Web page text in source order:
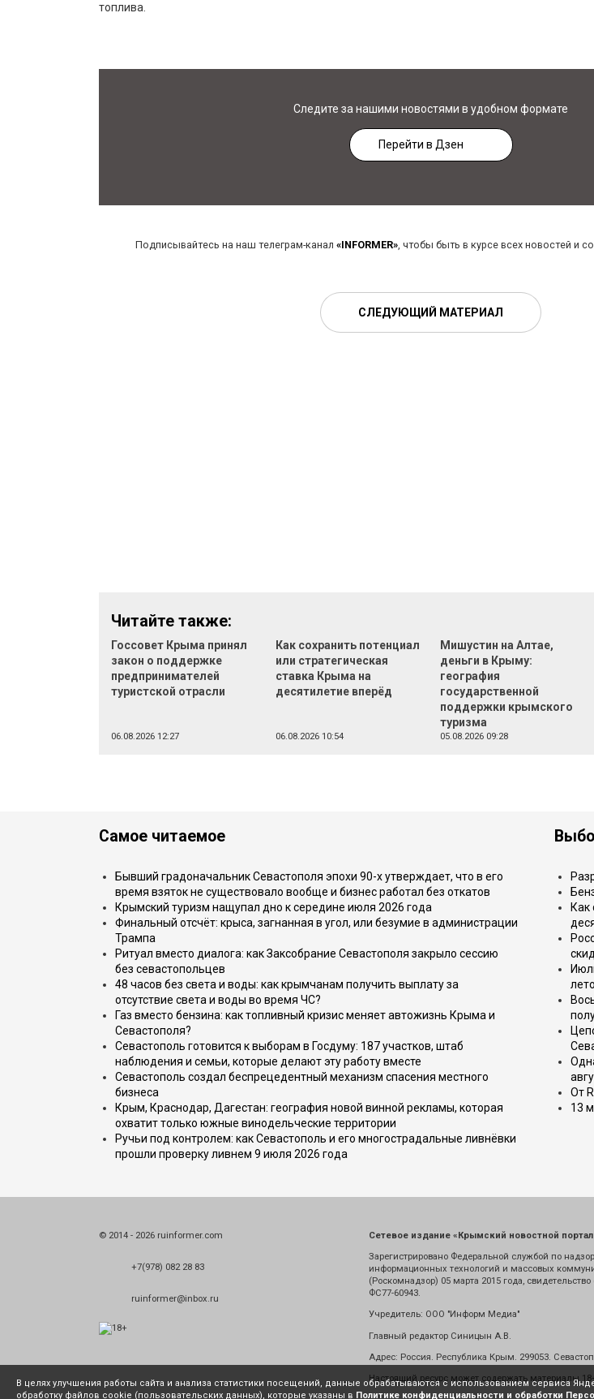
топлива.
Следите за нашими новостями в удобном формате
Перейти в Дзен
Подписывайтесь на наш телеграм-канал «INFORMER», чтобы быть в курсе всех новостей и
СЛЕДУЮЩИЙ МАТЕРИАЛ
Читайте также:
Госсовет Крыма принял
закон о поддержке
предпринимателей
туристской отрасли
06.08.2026 12:27
Как сохранить потенциал
или стратегическая
ставка Крыма на
десятилетие вперёд
06.08.2026 10:54
Мишустин на Алтае,
деньги в Крыму:
география
государственной
поддержки крымского
туризма
05.08.2026 09:28
Самое читаемое
Бывший градоначальник Севастополя эпохи 90-х утверждает, что в его
время взяток не существовало вообще и бизнес работал без откатов
Крымский туризм нащупал дно к середине июля 2026 года
Финальный отсчёт: крыса, загнанная в угол, или безумие в администрации
Трампа
Ритуал вместо диалога: как Заксобрание Севастополя закрыло сессию
без севастопольцев
48 часов без света и воды: как крымчанам получить выплату за
отсутствие света и воды во время ЧС?
Газ вместо бензина: как топливный кризис меняет автожизнь Крыма и
Севастополя?
Севастополь готовится к выборам в Госдуму: 187 участков, штаб
наблюдения и семьи, которые делают эту работу вместе
Севастополь создал беспрецедентный механизм спасения местного
бизнеса
Крым, Краснодар, Дагестан: география новой винной рекламы, которая
охватит только южные винодельческие территории
Ручьи под контролем: как Севастополь и его многострадальные ливнёвки
прошли проверку ливнем 9 июля 2026 года
Как
От
13
© 2014 - 2026 ruinformer.com
+7(978) 082 28 83
ruinformer@inbox.ru
Сетевое издание «Крымский новостной портал
Зарегистрировано Федеральной службой по
информационных технологий и массовых
(Роскомнадзор) 05 марта 2015 года,
ФС77-60943.
Учредитель: ООО "Информ Медиа"
Главный редактор Синицын А.В.
Адрес: Россия. Республика Крым. 299053.
Настоящий ресурс может содержать материалы
В целях улучшения работы сайта и анализа статистики посещений, данные обрабатываются с использованием сервиса
обработку файлов cookie (пользовательских данных), которые указаны в Политике конфиденциальности и обработки